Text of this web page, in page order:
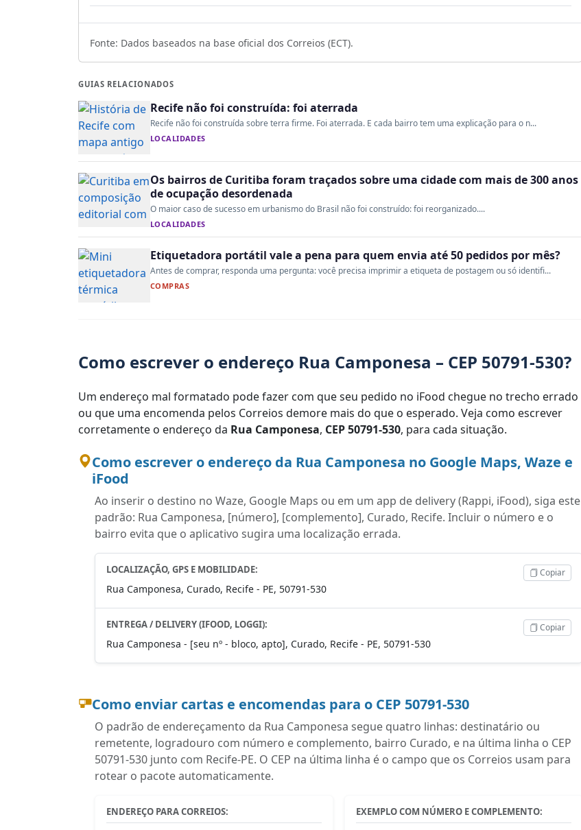
Fonte: Dados baseados na base oficial dos Correios (ECT).
GUIAS RELACIONADOS
Recife não foi construída: foi aterrada
Recife não foi construída sobre terra firme. Foi aterrada. E cada bairro tem uma explicação para o n...
LOCALIDADES
Os bairros de Curitiba foram traçados sobre uma cidade com mais de 300 anos
de ocupação desordenada
O maior caso de sucesso em urbanismo do Brasil não foi construído: foi reorganizado....
LOCALIDADES
Etiquetadora portátil vale a pena para quem envia até 50 pedidos por mês?
Antes de comprar, responda uma pergunta: você precisa imprimir a etiqueta de postagem ou só identifi...
COMPRAS
Como escrever o endereço Rua Camponesa – CEP 50791-530?
Um endereço mal formatado pode fazer com que seu pedido no iFood chegue no trecho errado
ou que uma encomenda pelos Correios demore mais do que o esperado. Veja como escrever
corretamente o endereço da Rua Camponesa, CEP 50791-530, para cada situação.
Como escrever o endereço da Rua Camponesa no Google Maps, Waze e
iFood
Ao inserir o destino no Waze, Google Maps ou em um app de delivery (Rappi, iFood), siga este
padrão: Rua Camponesa, [número], [complemento], Curado, Recife. Incluir o número e o
bairro evita que o aplicativo sugira uma localização errada.
LOCALIZAÇÃO, GPS E MOBILIDADE:
Rua Camponesa, Curado, Recife - PE, 50791-530
Copiar
ENTREGA / DELIVERY (IFOOD, LOGGI):
Rua Camponesa - [seu nº - bloco, apto], Curado, Recife - PE, 50791-530
Copiar
Como enviar cartas e encomendas para o CEP 50791-530
O padrão de endereçamento da Rua Camponesa segue quatro linhas: destinatário ou
remetente, logradouro com número e complemento, bairro Curado, e na última linha o CEP
50791-530 junto com Recife-PE. O CEP na última linha é o campo que os Correios usam para
rotear o pacote automaticamente.
ENDEREÇO PARA CORREIOS: EXEMPLO COM NÚMERO E COMPLEMENTO: